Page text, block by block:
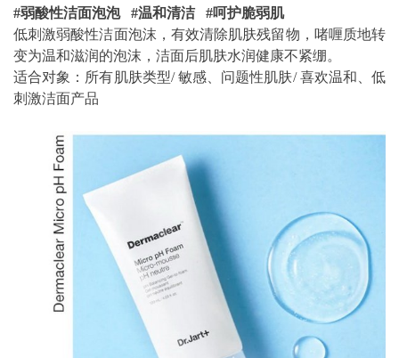
#弱酸性洁面泡泡 #温和清洁 #呵护脆弱肌
低刺激弱酸性洁面泡沫，有效清除肌肤残留物，啫喱质地转
变为温和滋润的泡沫，洁面后肌肤水润健康不紧绷。
适合对象：所有肌肤类型/ 敏感、问题性肌肤/ 喜欢温和、低
刺激洁面产品